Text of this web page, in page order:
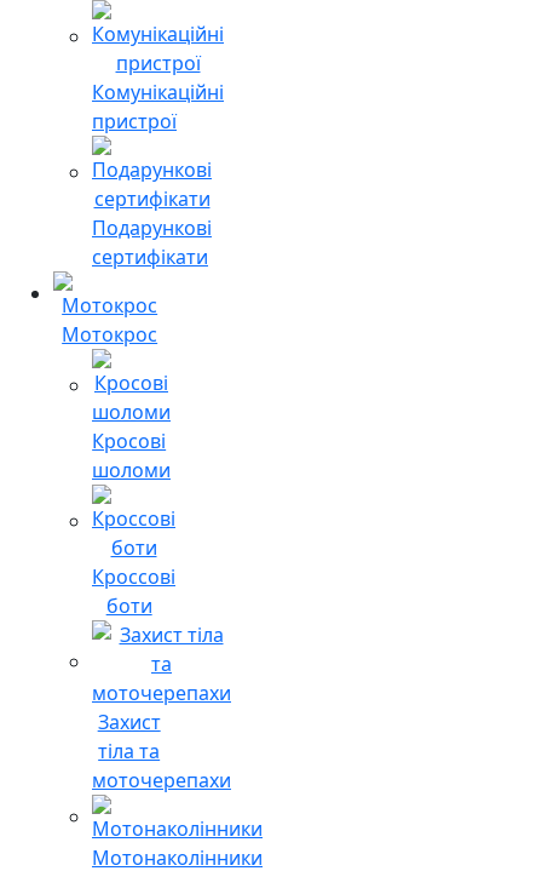
Комунікаційні
пристрої
Подарункові
сертифікати
Мотокрос
Кросові
шоломи
Кроссові
боти
Захист
тіла та
моточерепахи
Мотонаколінники